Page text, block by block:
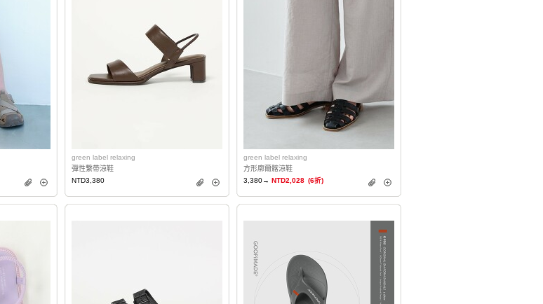
green label relaxing
彈性繫帶涼鞋
NTD3,380
green label relaxing
方形廓爾髂涼鞋
3,380→ NTD2,028 (6折)